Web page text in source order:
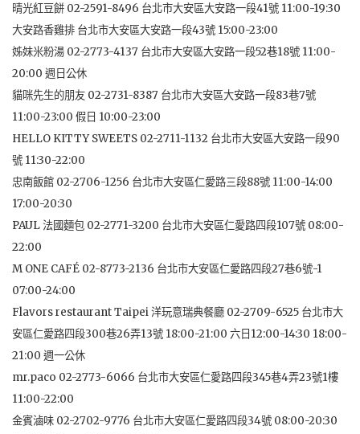
晴光紅豆餅 02-2591-8496 台北市大安區大安路一段41號 11:00-19:30
大安路香雞排 台北市大安區大安路一段43號 15:00-23:00
姊妹米粉湯 02-2773-4137 台北市大安區大安路一段52巷18號 11:00-
20:00 週日公休
貓咪先生的朋友 02-2731-8387 台北市大安區大安路一段83巷7號
11:00-23:00 假日 10:00-23:00
HELLO KITTY SWEETS 02-2711-1132 台北市大安區大安路一段90
號 11:30-22:00
忠南飯館 02-2706-1256 台北市大安區仁愛路三段88號 11:00-14:00
17:00-20:30
PAUL 法國麵包 02-2771-3200 台北市大安區仁愛路四段107號 08:00-
22:00
M ONE CAFÉ 02-8773-2136 台北市大安區仁愛路四段27巷6號-1
07:00-24:00
Flavors restaurant Taipei 洋玩意瑞典餐廳 02-2709-6525 台北市大
安區仁愛路四段300巷26弄13號 18:00-21:00 六日12:00-14:30 18:00-
21:00 週一公休
mr.paco 02-2773-6066 台北市大安區仁愛路四段345巷4弄23號1樓
11:00-22:00
金賓滷味 02-2702-9776 台北市大安區仁愛路四段34號 08:00-20:30